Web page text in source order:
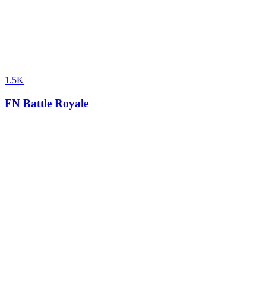
1.5K
FN Battle Royale